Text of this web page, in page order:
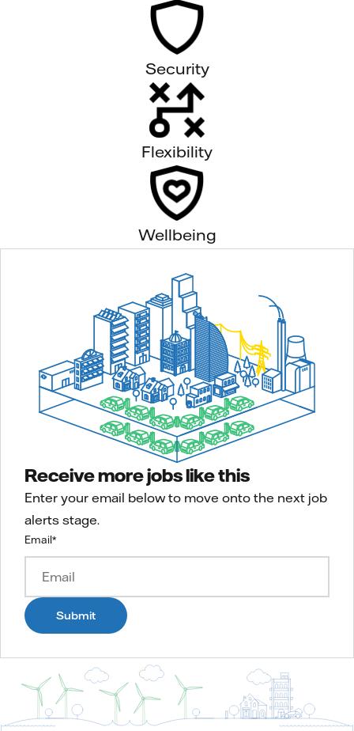
Security
Flexibility
Wellbeing
Receive more jobs like this
Enter your email below to move onto the next job
alerts stage.
Email*
Submit